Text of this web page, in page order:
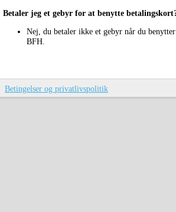
Betaler jeg et gebyr for at benytte
Nej, du betaler ikke et gebyr når du
BFH.
Betingelser og privatlivspolitik